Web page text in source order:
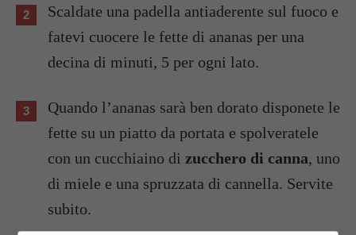
Scaldate una padella antiaderente sul fuoco e
fatevi cuocere le fette di ananas per una
decina di minuti, 5 per ogni lato.
Quando l’ananas sarà ben dorato disponete le
fette su un piatto da portata e spolveratele
con un cucchiaino di zucchero di canna, uno
di miele e una spruzzata di cannella. Servite
subito.